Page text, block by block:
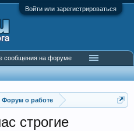
Войти или зарегистрироваться
Форум о работе
строгие
сообщения на форуме